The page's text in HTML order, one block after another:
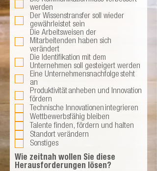
t
e
l
d
werden
Der Wissenstransfer soll wieder
gewährleistet sein
Die Arbeitsweisen der
Mitarbeitenden haben sich
verändert
Die Identifikation mit dem
Unternehmen soll gesteigert werden
Eine Unternehmensnachfolge steht
an
Produktivität anheben und Innovation
fördern
Technische Innovationen integrieren
Wettbewerbsfähig bleiben
Talente finden, fördern und halten
Standort verändern
Sonstiges
Wie zeitnah wollen Sie diese
Herausforderungen lösen?